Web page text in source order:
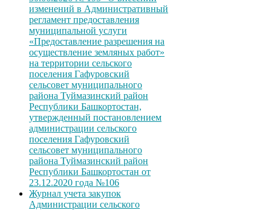
изменений в Административный
регламент предоставления
муниципальной услуги
«Предоставление разрешения на
осуществление земляных работ»
на территории сельского
поселения Гафуровский
сельсовет муниципального
района Туймазинский район
Республики Башкортостан,
утвержденный постановлением
администрации сельского
поселения Гафуровский
сельсовет муниципального
района Туймазинский район
Республики Башкортостан от
23.12.2020 года №106
Журнал учета закупок
Администрации сельского